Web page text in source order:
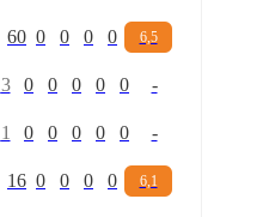
60 0 0 0 0 6,5
3 0 0 0 0 0 -
1 0 0 0 0 0 -
16 0 0 0 0 6,1